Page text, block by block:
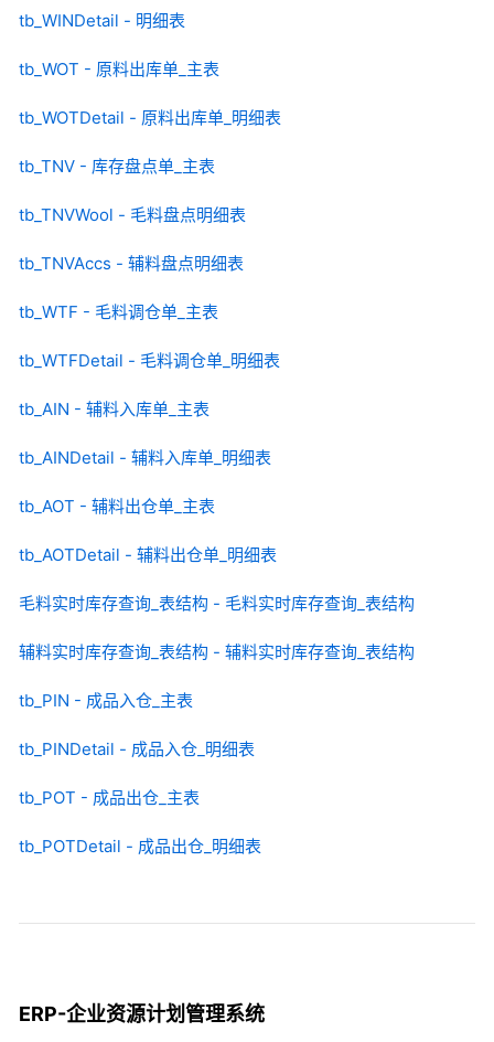
tb_WINDetail - 明细表
tb_WOT - 原料出库单_主表
tb_WOTDetail - 原料出库单_明细表
tb_TNV - 库存盘点单_主表
tb_TNVWool - 毛料盘点明细表
tb_TNVAccs - 辅料盘点明细表
tb_WTF - 毛料调仓单_主表
tb_WTFDetail - 毛料调仓单_明细表
tb_AIN - 辅料入库单_主表
tb_AINDetail - 辅料入库单_明细表
tb_AOT - 辅料出仓单_主表
tb_AOTDetail - 辅料出仓单_明细表
毛料实时库存查询_表结构 - 毛料实时库存查询_表结构
辅料实时库存查询_表结构 - 辅料实时库存查询_表结构
tb_PIN - 成品入仓_主表
tb_PINDetail - 成品入仓_明细表
tb_POT - 成品出仓_主表
tb_POTDetail - 成品出仓_明细表
ERP-企业资源计划管理系统